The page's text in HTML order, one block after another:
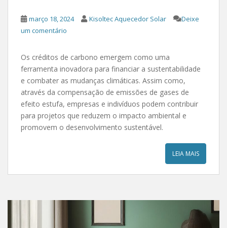
março 18, 2024 Kisoltec Aquecedor Solar
Deixe
um comentário
Os créditos de carbono emergem como uma
ferramenta inovadora para financiar a sustentabilidade
e combater as mudanças climáticas. Assim como,
através da compensação de emissões de gases de
efeito estufa, empresas e indivíduos podem contribuir
para projetos que reduzem o impacto ambiental e
promovem o desenvolvimento sustentável.
LEIA MAIS